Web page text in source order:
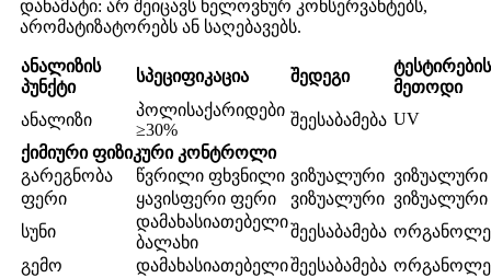
დანამატი: არ შეიცავს ხელოვნურ კონსერვანტებს,
არომატიზატორებს ან საღებავებს.
ანალიზის
პუნქტი
სპეციფიკაცია შედეგი
ტესტირების
მეთოდი
ანალიზი
პოლისაქარიდები
≥30%
შეესაბამება UV
ქიმიური ფიზიკური კონტროლი
გარეგნობა
წვრილი ფხვნილი ვიზუალური ვიზუალური
ფერი
ყავისფერი ფერი ვიზუალური ვიზუალური
სუნი
დამახასიათებელი
ბალახი
შეესაბამება
გემო
დამახასიათებელიშეესაბამება